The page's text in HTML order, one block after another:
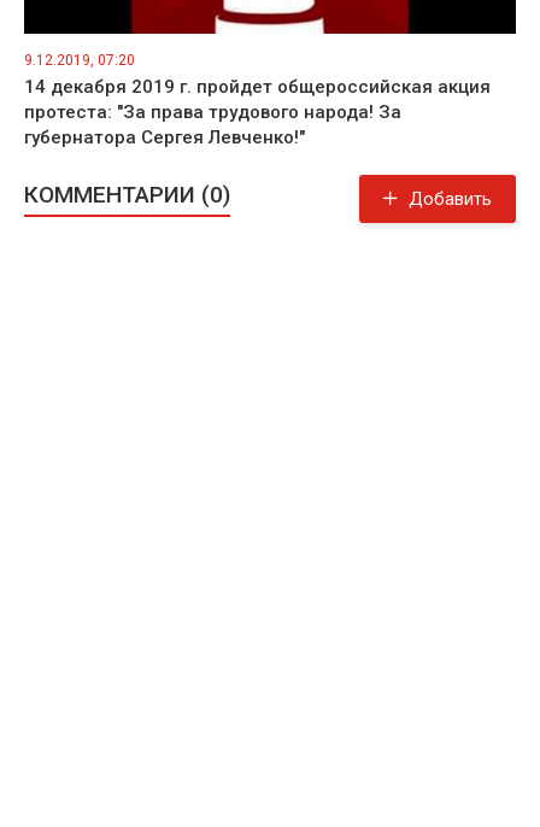
9.12.2019, 07:20
14 декабря 2019 г. пройдет общероссийская акция
протеста: "За права трудового народа! За
губернатора Сергея Левченко!"
КОММЕНТАРИИ (0) Добавить